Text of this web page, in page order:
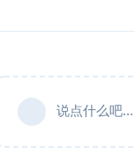
说点什么吧...